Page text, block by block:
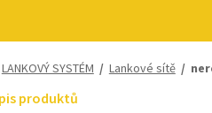
LANKOVÝ SYSTÉM / Lankové sítě/
produktů